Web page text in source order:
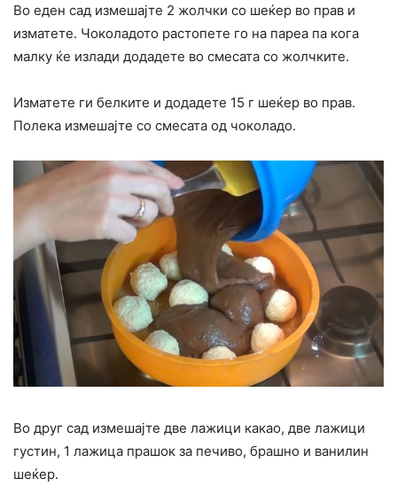
Во еден сад измешајте 2 жолчки со шеќер во прав и
изматете. Чоколадото растопете го на пареа па кога
малку ќе излади додадете во смесата со жолчките.
Изматете ги белките и додадете 15 г шеќер во прав.
Полека измешајте со смесата од чоколадо.
Во друг сад измешајте две лажици какао, две лажици
густин, 1 лажица прашок за печиво, брашно и ванилин
шеќер.